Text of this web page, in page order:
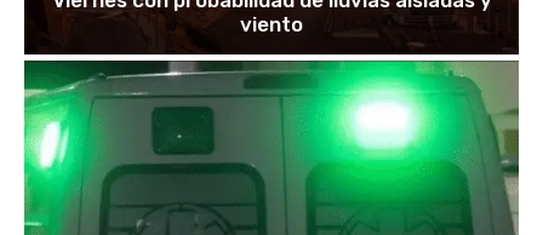
viento